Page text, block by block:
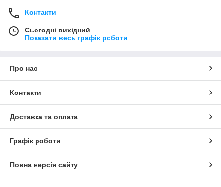
Контакти
Сьогодні вихідний
Показати весь графік роботи
Про нас
Контакти
Доставка та оплата
Графік роботи
Повна версія сайту